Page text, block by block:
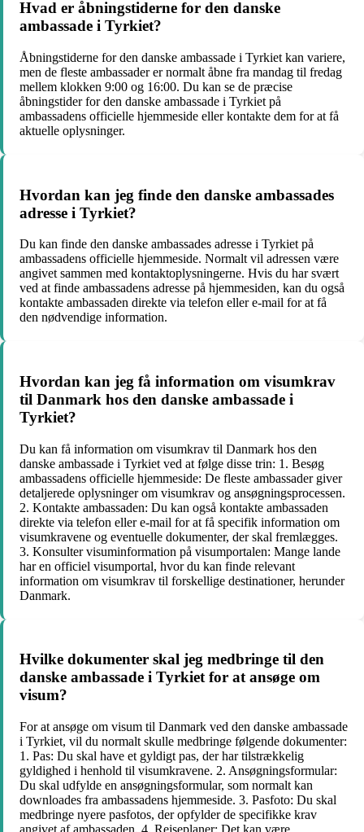
Hvad er åbningstiderne for den danske
ambassade i Tyrkiet?
Åbningstiderne for den danske ambassade i Tyrkiet kan variere,
men de fleste ambassader er normalt åbne fra mandag til fredag ​​
mellem klokken 9:00 og 16:00. Du kan se de præcise
åbningstider for den danske ambassade i Tyrkiet på
ambassadens officielle hjemmeside eller kontakte dem for at få
aktuelle oplysninger.
Hvordan kan jeg finde den danske ambassades
adresse i Tyrkiet?
Du kan finde den danske ambassades adresse i Tyrkiet på
ambassadens officielle hjemmeside. Normalt vil adressen være
angivet sammen med kontaktoplysningerne. Hvis du har svært
ved at finde ambassadens adresse på hjemmesiden, kan du også
kontakte ambassaden direkte via telefon eller e-mail for at få
den nødvendige information.
Hvordan kan jeg få information om visumkrav
til Danmark hos den danske ambassade i
Tyrkiet?
Du kan få information om visumkrav til Danmark hos den
danske ambassade i Tyrkiet ved at følge disse trin: 1. Besøg
ambassadens officielle hjemmeside: De fleste ambassader giver
detaljerede oplysninger om visumkrav og ansøgningsprocessen.
2. Kontakte ambassaden: Du kan også kontakte ambassaden
direkte via telefon eller e-mail for at få specifik information om
visumkravene og eventuelle dokumenter, der skal fremlægges.
3. Konsulter visuminformation på visumportalen: Mange lande
har en officiel visumportal, hvor du kan finde relevant
information om visumkrav til forskellige destinationer, herunder
Danmark.
Hvilke dokumenter skal jeg medbringe til den
danske ambassade i Tyrkiet for at ansøge om
visum?
For at ansøge om visum til Danmark ved den danske ambassade
i Tyrkiet, vil du normalt skulle medbringe følgende dokumenter:
1. Pas: Du skal have et gyldigt pas, der har tilstrækkelig
gyldighed i henhold til visumkravene. 2. Ansøgningsformular:
Du skal udfylde en ansøgningsformular, som normalt kan
downloades fra ambassadens hjemmeside. 3. Pasfoto: Du skal
medbringe nyere pasfotos, der opfylder de specifikke krav